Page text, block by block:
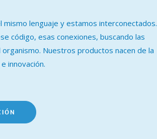
lenguaje y estamos interconectados.
código, esas conexiones, buscando las
Nuestros productos nacen de la
innovación.